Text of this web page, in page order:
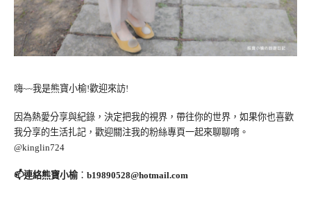
嗨~~我是熊寶小榆!歡迎來訪!
因為熱愛分享與紀錄，決定把我的視界，帶往你的世界，如果你也喜歡
我分享的生活扎記，歡迎關注我的粉絲專頁一起來聊聊唷。
@kinglin724
📫連絡熊寶小榆： b19890528@hotmail.com